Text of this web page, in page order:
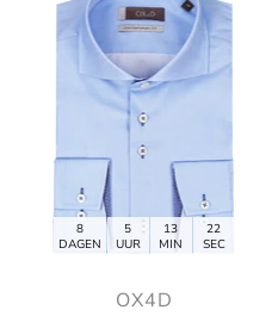
8
DAGEN
5
UUR
13
MIN
21
SEC
OX4D